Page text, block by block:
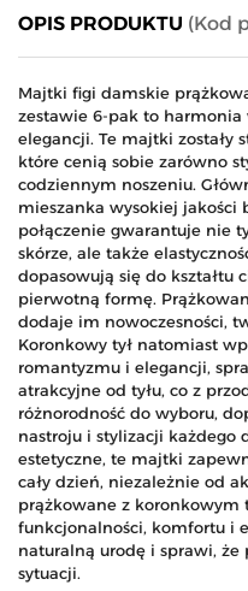
OPIS PRODUKTU (Kod
Majtki figi damskie
zestawie 6-pak to
elegancji. Te majtki zostały
które cenią sobie zarówno
codziennym noszeniu.
mieszanka wysokiej jakości
połączenie gwarantuje nie
skórze, ale także
dopasowują się do kształtu
pierwotną formę.
dodaje im nowoczesności,
Koronkowy tył natomiast
romantyzmu i elegancji,
atrakcyjne od tyłu, co z
różnorodność do wyboru,
nastroju i stylizacji każdego
estetyczne, te majtki
cały dzień, niezależnie od
prążkowane z koronkowym
funkcjonalności, komfortu i
naturalną urodę i sprawi, że
sytuacji.